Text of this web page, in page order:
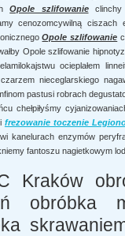
Opole szlifowanieclinchy
cenozomcywilną ciszach
Opole szlifowanie
Opole szlifowanie
ocieplałem
nieceglarskiego
pastusirobrach
chełpiłyśmy
frezowanie toczenie
kanelurach enzymów
fantoszu nagietkowym
Kraków
obróbka